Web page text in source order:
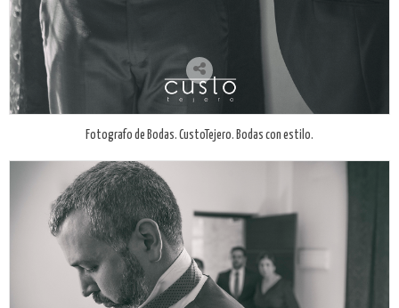
Fotografo de Bodas. CustoTejero. Bodas con estilo.